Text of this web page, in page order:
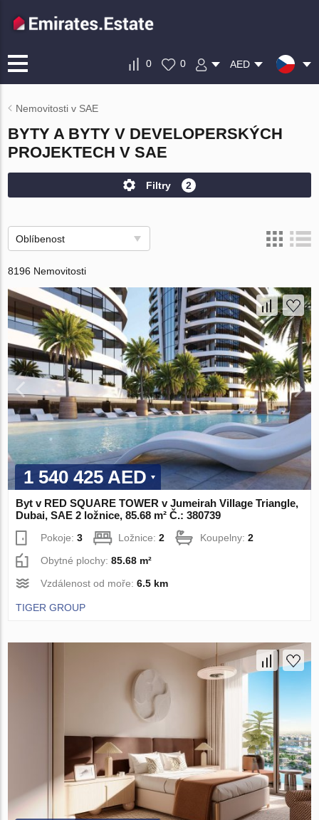
0 0 AED
Nemovitosti v SAE
BYTY A BYTY V DEVELOPERSKÝCH
PROJEKTECH V SAE
Filtry 2
Oblíbenost
8196 Nemovitosti
1 540 425 AED
Byt v RED SQUARE TOWER v Jumeirah Village Triangle,
Dubai, SAE 2 ložnice, 85.68 m² Č.: 380739
Pokoje:3 Ložnice:2 Koupelny:2
Obytné plochy:85.68 m²
Vzdálenost od moře:6.5 km
TIGER GROUP